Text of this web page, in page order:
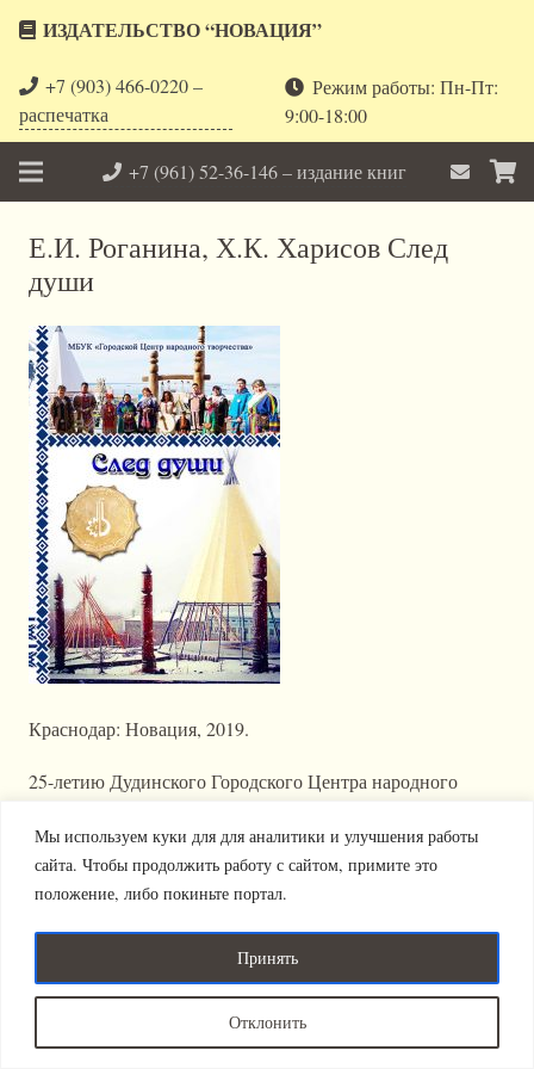
Мы используем куки для для аналитики и улучшения работы
сайта. Чтобы продолжить работу с сайтом, примите это
положение, либо покиньте портал.
Отклонить
Принять
ИЗДАТЕЛЬСТВО “НОВАЦИЯ”
+7 (903) 466-0220 –
распечатка
Режим работы: Пн-Пт:
9:00-18:00
+7 (961) 52-36-146 – издание книг
Е.И. Роганина, Х.К. Харисов След
души
Краснодар: Новация, 2019.
25-летию Дудинского Городского Центра народного
Фото: Александр Супрунюк, Антон Герасимов,Ярослав
Холошненко.
Художники:Андрей Поротов, Вячеслав Бети.
Издательство "Новация" 2011-2025 (с).
Все права защищены.
конфиденциальности